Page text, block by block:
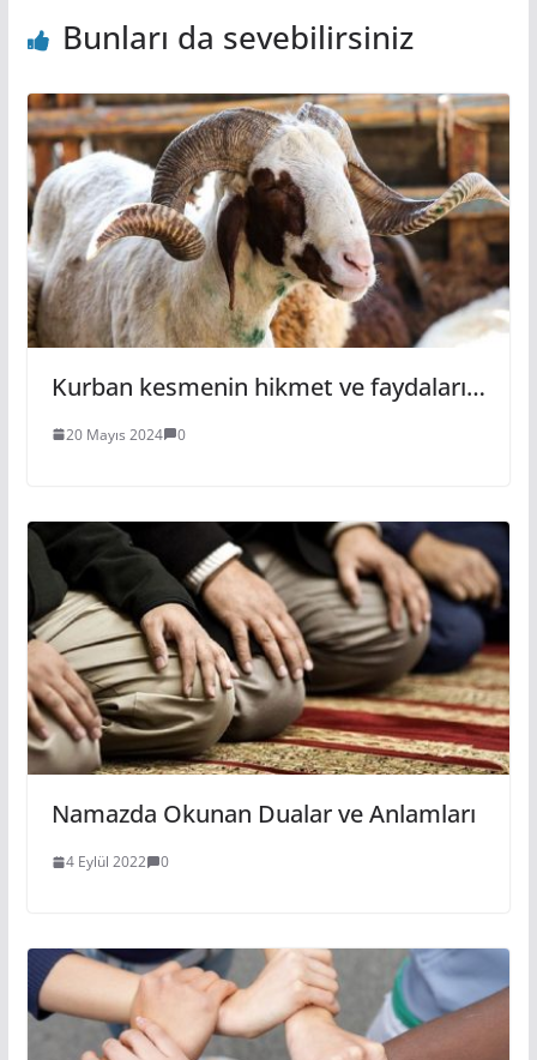
Bunları da sevebilirsiniz
Kurban kesmenin hikmet ve faydaları…
20 Mayıs 2024 0
Namazda Okunan Dualar ve Anlamları
4 Eylül 2022 0